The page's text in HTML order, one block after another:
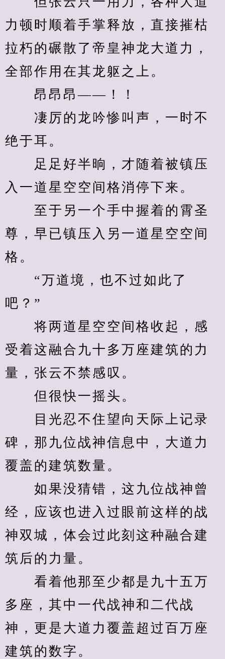
力顿时顺着手掌释放，直接摧枯
拉朽的碾散了帝皇神龙大道力，
全部作用在其龙躯之上。
昂昂昂——！！
凄厉的龙吟惨叫声，一时不
绝于耳。
足足好半晌，才随着被镇压
入一道星空空间格消停下来。
至于另一个手中握着的霄圣
尊，早已镇压入另一道星空空间
格。
“万道境，也不过如此了
吧？”
将两道星空空间格收起，感
受着这融合九十多万座建筑的力
量，张云不禁感叹。
但很快一摇头。
目光忍不住望向天际上记录
碑，那九位战神信息中，大道力
覆盖的建筑数量。
如果没猜错，这九位战神曾
经，应该也进入过眼前这样的战
神双城，体会过此刻这种融合建
筑后的力量。
看着他那至少都是九十五万
多座，其中一代战神和二代战
神，更是大道力覆盖超过百万座
建筑的数字。